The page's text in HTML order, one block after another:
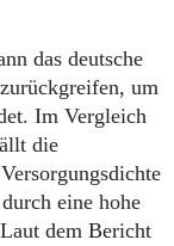
das deutsche
um
Im Vergleich
die
eine hohe
dem Bericht